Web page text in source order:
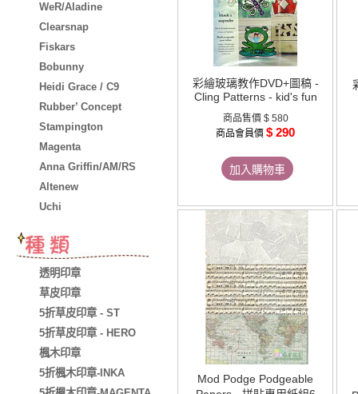
WeR/Aladine
Clearsnap
Fiskars
Bobunny
Heidi Grace / C9
Rubber’ Concept
Stampington
Magenta
Anna Griffin/AM/RS
Altenew
Uchi
透明印章
草皮印章
5折草皮印章 - ST
5折草皮印章 - HERO
楓木印章
5折楓木印章-INKA
彩繪玻璃教作DVD+圖稿 -
Cling Patterns - kid's fun
商品售價 $ 580
商品會員價 $ 290
加入購物車
Mod Podge Podgeable